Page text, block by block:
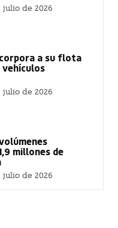
julio de 2026
a su flota
julio de 2026
millones de
julio de 2026